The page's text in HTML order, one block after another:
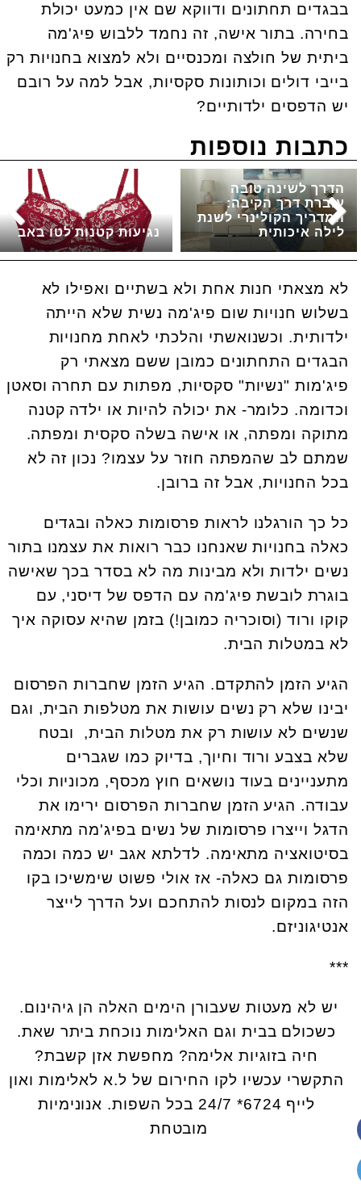
בבגדים תחתונים ודווקא שם אין כמעט יכולת
בחירה. בתור אישה, זה נחמד ללבוש פיג'מה
ביתית של חולצה ומכנסיים ולא למצוא בחנויות רק
בייבי דולים וכותונות סקסיות, אבל למה על רובם
יש הדפסים ילדותיים?
כתבות נוספות
נגיעות קטנות לטו באב
הדרך לשינה טובה
עוברת דרך הקיבה:
המדריך הקולינרי לשנת
לילה איכותית
לא מצאתי חנות אחת ולא בשתיים ואפילו לא
בשלוש חנויות שום פיג'מה נשית שלא הייתה
ילדותית. וכשנואשתי והלכתי לאחת מחנויות
הבגדים התחתונים כמובן ששם מצאתי רק
פיג'מות "נשיות" סקסיות, מפתות עם תחרה וסאטן
וכדומה. כלומר- את יכולה להיות או ילדה קטנה
מתוקה ומפתה, או אישה בשלה סקסית ומפתה.
שמתם לב שהמפתה חוזר על עצמו? נכון זה לא
בכל החנויות, אבל זה ברובן.
כל כך הורגלנו לראות פרסומות כאלה ובגדים
כאלה בחנויות שאנחנו כבר רואות את עצמנו בתור
נשים ילדות ולא מבינות מה לא בסדר בכך שאישה
בוגרת לובשת פיג'מה עם הדפס של דיסני, עם
קוקו ורוד (וסוכריה כמובן!) בזמן שהיא עסוקה איך
לא במטלות הבית.
הגיע הזמן להתקדם. הגיע הזמן שחברות הפרסום
יבינו שלא רק נשים עושות את מטלפות הבית, וגם
שנשים לא עושות רק את מטלות הבית, ובטח
שלא בצבע ורוד וחיוך, בדיוק כמו שגברים
מתעניינים בעוד נושאים חוץ מכסף, מכוניות וכלי
עבודה. הגיע הזמן שחברות הפרסום ירימו את
הדגל וייצרו פרסומות של נשים בפיג'מה מתאימה
בסיטואציה מתאימה. לדלתא אגב יש כמה וכמה
פרסומות גם כאלה- אז אולי פשוט שימשיכו בקו
הזה במקום לנסות להתחכם ועל הדרך לייצר
אנטיגוניזם.
***
יש לא מעטות שעבורן הימים האלה הן גיהינום.
כשכולם בבית וגם האלימות נוכחת ביתר שאת.
חיה בזוגיות אלימה? מחפשת אזן קשבת?
התקשרי עכשיו לקו החירום של ל.א לאלימות ואון
לייף 6724* 24/7 בכל השפות. אנונימיות
מובטחת